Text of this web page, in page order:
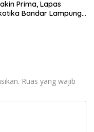
Prima, Lapas
Bandar Lampung
Ruas yang wajib